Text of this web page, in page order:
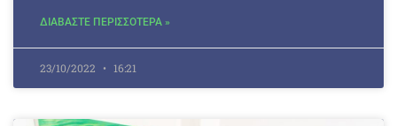
ΔΙΑΒΑΣΤΕ ΠΕΡΙΣΣΟΤΕΡΑ »
23/10/2022 16:21